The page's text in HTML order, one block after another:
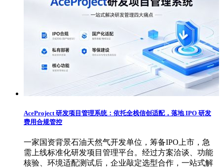
AceProject 研发项目管理系统：依托全栈信创适配，落地 IPO 研发
费用合规管控
一家国资背景石油天然气开发单位，筹备IPO上市，急
需上线标准化研发项目管理平台。经过方案洽谈、功能
核验、环境适配测试后，企业敲定选型合作，一站式解